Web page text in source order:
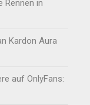
Rennen in
Kardon Aura
auf OnlyFans: